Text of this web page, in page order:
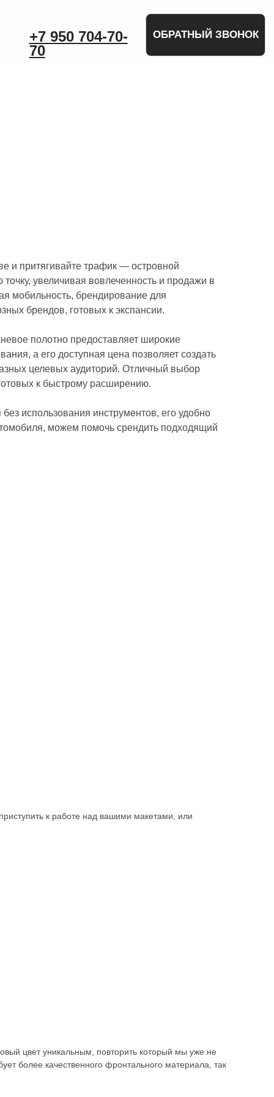
и притягивайте трафик — островной
увеличивая вовлеченность и продажи в
мобильность, брендирование для
брендов, готовых к экспансии.
полотно предоставляет широкие
а его доступная цена позволяет создать
целевых аудиторий. Отличный выбор
к быстрому расширению.
использования инструментов, его удобно
можем помочь срендить подходящий
к работе над вашими макетами, или
цвет уникальным, повторить который мы уже не
более качественного фронтального материала, так